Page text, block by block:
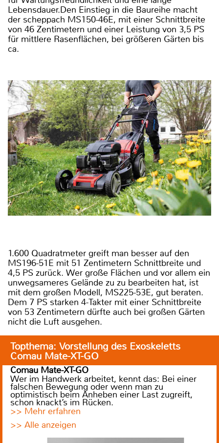
Lebensdauer.Den Einstieg in die Baureihe macht
der scheppach MS150-46E, mit einer Schnittbreite
von 46 Zentimetern und einer Leistung von 3,5 PS
für mittlere Rasenflächen, bei größeren Gärten bis
ca.
1.600 Quadratmeter greift man besser auf den
MS196-51E mit 51 Zentimetern Schnittbreite und
4,5 PS zurück. Wer große Flächen und vor allem ein
unwegsameres Gelände zu zu bearbeiten hat, ist
mit dem großen Modell, MS225-53E, gut beraten.
Dem 7 PS starken 4-Takter mit einer Schnittbreite
von 53 Zentimetern dürfte auch bei großen Gärten
nicht die Luft ausgehen.
Topthema: Vorstellung des Exoskeletts
Comau Mate-XT-GO
Comau Mate-XT-GO
Wer im Handwerk arbeitet, kennt das: Bei einer
falschen Bewegung oder wenn man zu
optimistisch beim Anheben einer Last zugreift,
schon knackt’s im Rücken.
>> Mehr erfahren
>> Alle anzeigen